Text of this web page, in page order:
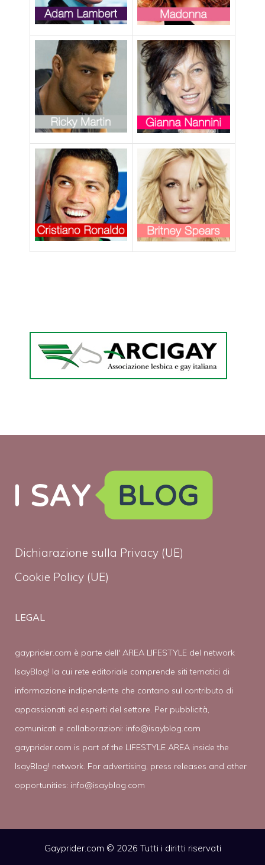
Dichiarazione sulla Privacy (UE)
Cookie Policy (UE)
LEGAL
gayprider.com è parte dell' AREA LIFESTYLE del network
IsayBlog! la cui rete editoriale comprende siti tematici di
informazione indipendente che contano sul contributo di
appassionati ed esperti del settore. Per pubblicità,
comunicati e collaborazioni: info@isayblog.com
gayprider.com is part of the LIFESTYLE AREA inside the
IsayBlog! network. For advertising, press releases and other
opportunities: info@isayblog.com
Gayprider.com © 2026 Tutti i diritti riservati